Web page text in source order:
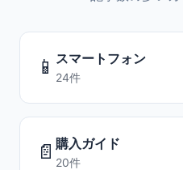
📱 スマートフォン
24件
📄 購入ガイド
20件